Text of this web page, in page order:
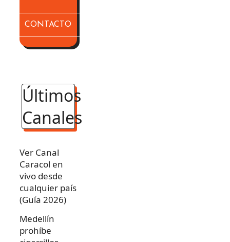
CONTACTO
Últimos
Canales
Ver Canal
Caracol en
vivo desde
cualquier país
(Guía 2026)
Medellín
prohíbe